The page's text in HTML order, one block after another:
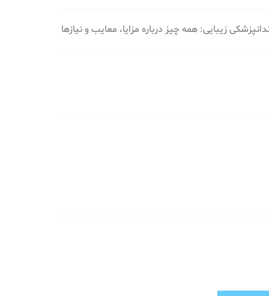
زیبایی: همه چیز درباره مزایا، معایب و نیازها